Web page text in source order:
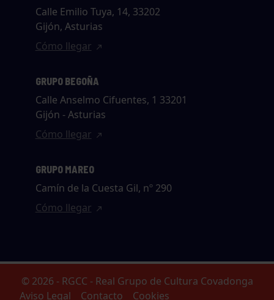
Calle Emilio Tuya, 14, 33202
Gijón, Asturias
Cómo llegar
GRUPO BEGOÑA
Calle Anselmo Cifuentes, 1 33201
Gijón - Asturias
Cómo llegar
GRUPO MAREO
Camín de la Cuesta Gil, nº 290
Cómo llegar
© 2026 - RGCC - Real Grupo de Cultura Covadonga
Aviso Legal
Contacto Cookies